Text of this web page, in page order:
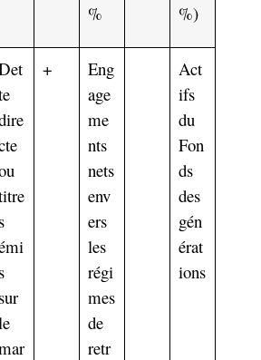
%
%)
s
s
sur
+
Eng
age
me
nts
nets
env
ers
les
régi
mes
de
retr
Act
ifs
du
Fon
ds
des
gén
érat
ions